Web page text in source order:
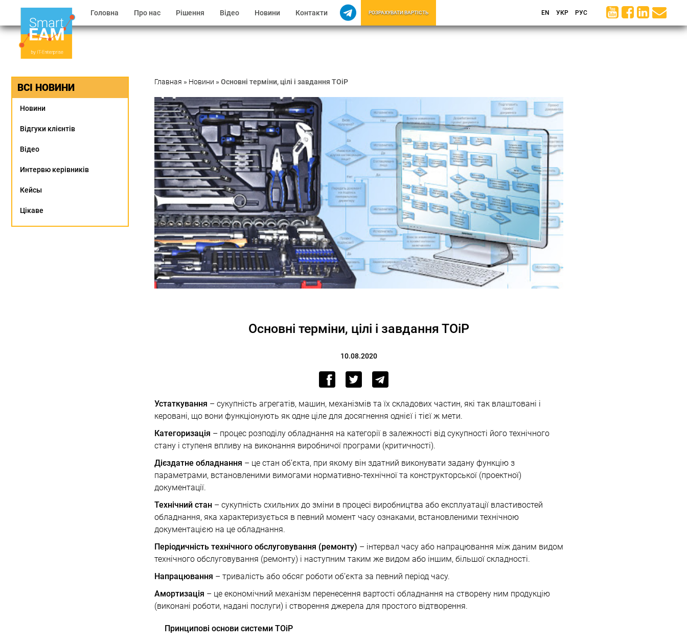
Головна Про нас Рішення Відео Новини Контакти РОЗРАХУВАТИ ВАРТІСТЬ EN УКР РУС
ВСІ НОВИНИ
Новини
Відгуки клієнтів
Відео
Интервю керівників
Кейсы
Цікаве
Главная » Новини »Основні терміни, цілі і завдання ТОіР
Основні терміни, цілі і завдання ТОіР
10.08.2020
Устаткування – сукупність агрегатів, машин, механізмів та їх складових частин, які так влаштовані і
керовані, що вони функціонують як одне ціле для досягнення однієї і тієї ж мети.
Категоризація – процес розподілу обладнання на категорії в залежності від сукупності його технічного
стану і ступеня впливу на виконання виробничої програми (критичності).
Дієздатне обладнання – це стан об’єкта, при якому він здатний виконувати задану функцію з
параметрами, встановленими вимогами нормативно-технічної та конструкторської (проектної)
документації.
Технічний стан – сукупність схильних до зміни в процесі виробництва або експлуатації властивостей
обладнання, яка характеризується в певний момент часу ознаками, встановленими технічною
документацією на це обладнання.
Періодичність технічного обслуговування (ремонту) – інтервал часу або напрацювання між даним видом
технічного обслуговування (ремонту) і наступним таким же видом або іншим, більшої складності.
Напрацювання – тривалість або обсяг роботи об’єкта за певний період часу.
Амортизація – це економічний механізм перенесення вартості обладнання на створену ним продукцію
(виконані роботи, надані послуги) і створення джерела для простого відтворення.
Принципові основи системи ТОіР